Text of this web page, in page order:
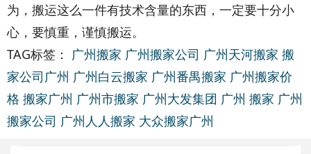
为，搬运这么一件有技术含量的东西，一定要十分小
心，要慎重，谨慎搬运。
TAG标签： 广州搬家 广州搬家公司 广州天河搬家 搬
家公司广州 广州白云搬家 广州番禺搬家 广州搬家价
格 搬家广州 广州市搬家 广州大发集团 广州 搬家 广州
搬家公司 广州人人搬家 大众搬家广州